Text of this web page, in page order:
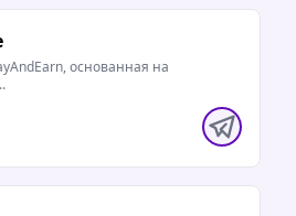
основанная на